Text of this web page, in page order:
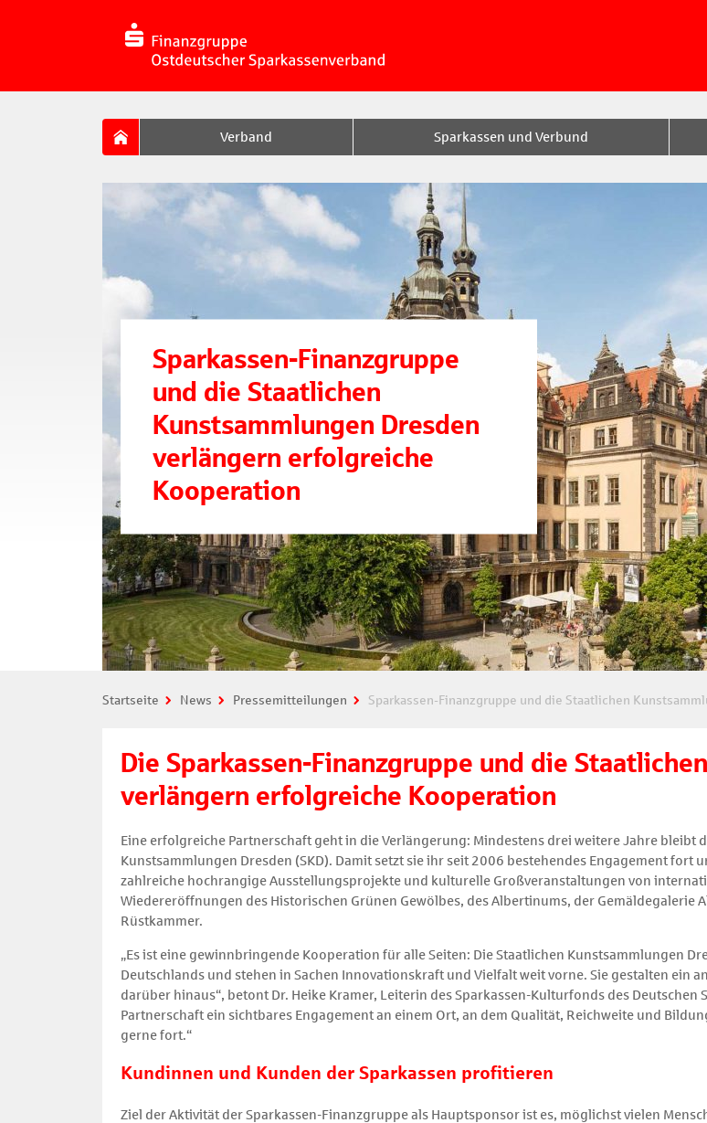
Verband Sparkassen und Verbund
Sparkassen-Finanzgruppe
und die Staatlichen
Kunstsammlungen Dresden
verlängern erfolgreiche
Kooperation
Startseite News Pressemitteilungen Sparkassen-Finanzgruppe und die Staatlichen
Die Sparkassen-Finanzgruppe und die
verlängern erfolgreiche Kooperation
Eine erfolgreiche Partnerschaft geht in die Verlängerung: Mindestens drei weitere Jahre bleibt
Kunstsammlungen Dresden (SKD). Damit setzt sie ihr seit 2006 bestehendes Engagement
zahlreiche hochrangige Ausstellungsprojekte und kulturelle Großveranstaltungen von
Wiedereröffnungen des Historischen Grünen Gewölbes, des Albertinums, der Gemäldegalerie
Rüstkammer.
„Es ist eine gewinnbringende Kooperation für alle Seiten: Die Staatlichen Kunstsammlungen
Deutschlands und stehen in Sachen Innovationskraft und Vielfalt weit vorne. Sie gestalten ein
darüber hinaus“, betont Dr. Heike Kramer, Leiterin des Sparkassen-Kulturfonds des
Partnerschaft ein sichtbares Engagement an einem Ort, an dem Qualität, Reichweite und
gerne fort.“
Kundinnen und Kunden der Sparkassen profitieren
Ziel der Aktivität der Sparkassen-Finanzgruppe als Hauptsponsor ist es, möglichst vielen